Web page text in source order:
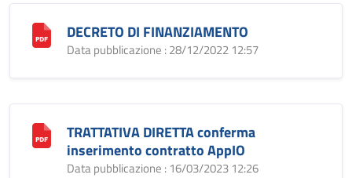
DECRETO DI FINANZIAMENTO
Data pubblicazione : 28/12/2022 12:57
TRATTATIVA DIRETTA conferma
inserimento contratto AppIO
Data pubblicazione : 16/03/2023 12:26